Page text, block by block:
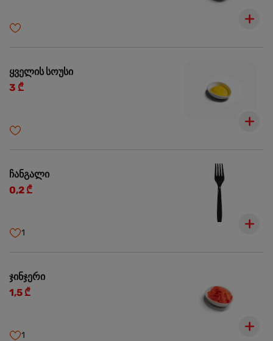
ყველის სოუსი
3 ₾
ჩანგალი
0,2 ₾
1
ჯინჯერი
1,5 ₾
1